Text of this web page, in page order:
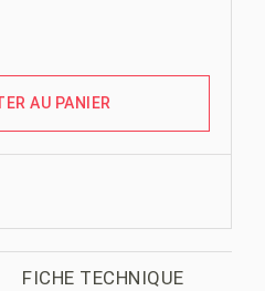
AU PANIER
FICHE TECHNIQUE